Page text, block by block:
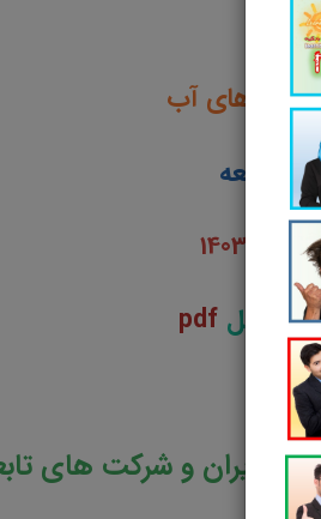
داده های آب
تابعه
1403
فایل pdf
ایران و شرکت های